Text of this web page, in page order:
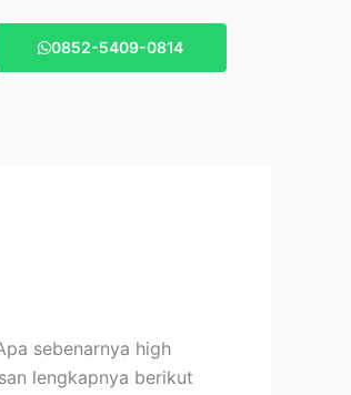
0852-5409-0814
sebenarnya high
lengkapnya berikut